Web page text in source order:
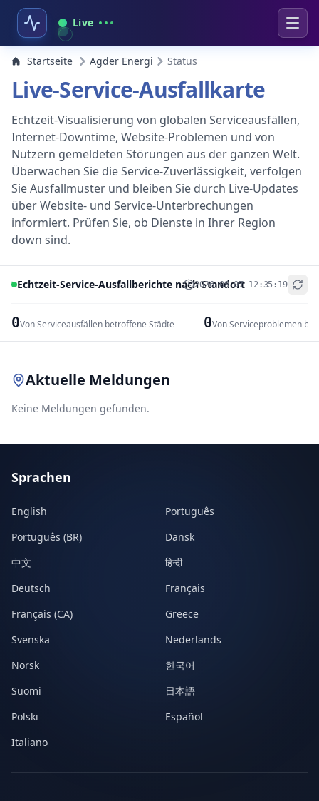
Live
Startseite Agder Energi Status
Live-Service-Ausfallkarte
Echtzeit-Visualisierung von globalen Serviceausfällen,
Internet-Downtime, Website-Problemen und von
Nutzern gemeldeten Störungen aus der ganzen Welt.
Überwachen Sie die Service-Zuverlässigkeit, verfolgen
Sie Ausfallmuster und bleiben Sie durch Live-Updates
über Website- und Service-Unterbrechungen
informiert. Prüfen Sie, ob Dienste in Ihrer Region
down sind.
Echtzeit-Service-Ausfallberichte nach Standort
2026-08-07 12:35:19
0Von Serviceausfällen betroffene Städte 0Von Serviceproblemen
+
Aktuelle Meldungen
Keine Meldungen gefunden.
Sprachen
English
Português
Português (BR)
Dansk
中文
हिन्दी
Deutsch
Français
Français (CA)
Greece
Svenska
Nederlands
Norsk
한국어
Suomi
日本語
Polski
Español
Italiano